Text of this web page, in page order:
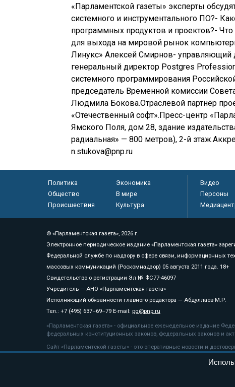
«Парламентской газеты» эксперты
системного и инструментального ПО?-
программных продуктов и проектов?-
для выхода на мировой рынок
Линукс» Алексей Смирнов- управляющий
генеральный директор Postgres
системного программирования
председатель Временной комиссии
Людмила Бокова.Отраслевой партнёр
«Отечественный софт».Пресс-центр
Ямского Поля, дом 28, здание
радиальная» — 800 метров), 2-й
n.stukova@pnp.ru
Политика
Экономика
Общество
В мире
Происшествия
Культура
Видео
Персоны
© «Парламентская газета», 2026 г.
Электронное периодическое издание «Парламентская газета»
Федеральной службе по надзору в сфере связи, информационных
массовых коммуникаций (Роскомнадзор) 05 августа 2011 года. 18+
Свидетельство о регистрации Эл № ФС77-46097
Учредитель — АНО «Парламентская газета»
Исполняющий обязанности главного редактора — Абдуллаев М.Р.
Тел.: +7 (495) 637–69–79 E-mail: pg@pnp.ru
«Парламентская газета» - официальное еженедельное издание
федеральных конституционных законов, федеральных законов и
Сайт «Парламентской газеты» - это оперативные новости и
«Парламентской газеты» активная ссылка на pnp.ru обязательна.
рекомендательные